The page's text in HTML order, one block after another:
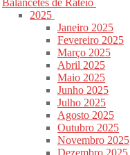
Balancetes de Rateio
2025
Janeiro 2025
Fevereiro 2025
Março 2025
Abril 2025
Maio 2025
Junho 2025
Julho 2025
Agosto 2025
Outubro 2025
Novembro 2025
Dezembro 2025